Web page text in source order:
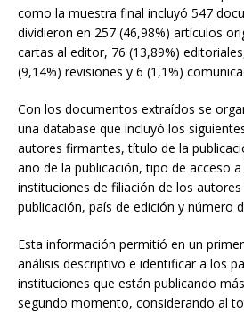
como la muestra final incluyó 547
dividieron en 257 (46,98%) artículos
cartas al editor, 76 (13,89%)
(9,14%) revisiones y 6 (1,1%)
Con los documentos extraídos se
una database que incluyó los
autores firmantes, título de la
año de la publicación, tipo de acceso
instituciones de filiación de los
publicación, país de edición y número
Esta información permitió en un
análisis descriptivo e identificar a los
instituciones que están publicando
segundo momento, considerando al